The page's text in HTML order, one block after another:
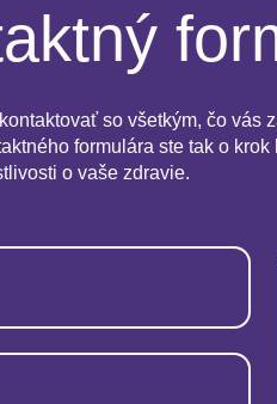
so všetkým, čo vás
formulára ste tak o krok
o vaše zdravie.